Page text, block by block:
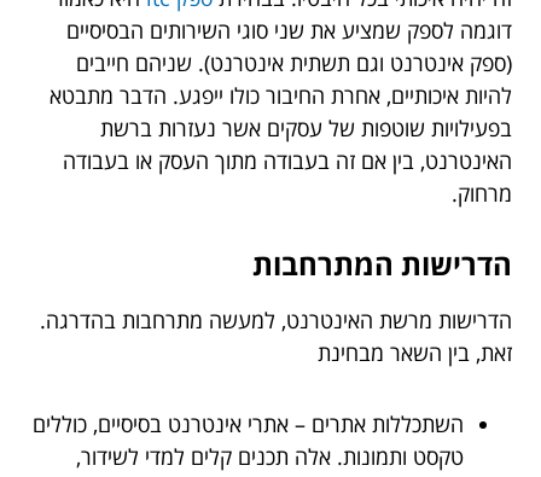
דוגמה לספק שמציע את שני סוגי השירותים הבסיסיים
(ספק אינטרנט וגם תשתית אינטרנט). שניהם חייבים
להיות איכותיים, אחרת החיבור כולו ייפגע. הדבר מתבטא
בפעילויות שוטפות של עסקים אשר נעזרות ברשת
האינטרנט, בין אם זה בעבודה מתוך העסק או בעבודה
מרחוק.
הדרישות המתרחבות
הדרישות מרשת האינטרנט, למעשה מתרחבות בהדרגה.
זאת, בין השאר מבחינת
השתכללות אתרים – אתרי אינטרנט בסיסיים, כוללים
טקסט ותמונות. אלה תכנים קלים למדי לשידור,